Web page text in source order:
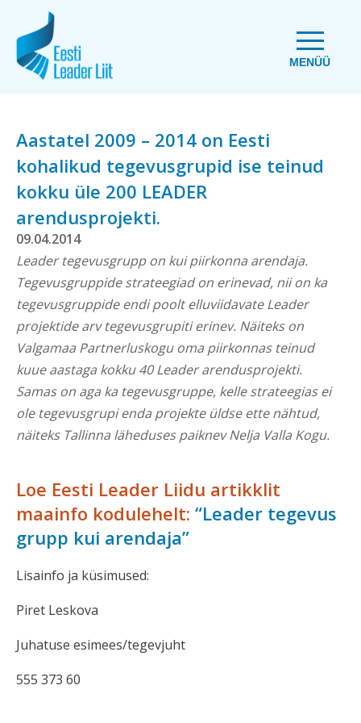
MENÜÜ
Aastatel 2009 – 2014 on Eesti
kohalikud tegevusgrupid ise teinud
kokku üle 200 LEADER
arendusprojekti.
09.04.2014
Leader tegevusgrupp on kui piirkonna arendaja.
Tegevusgruppide strateegiad on erinevad, nii on ka
tegevusgruppide endi poolt elluviidavate Leader
projektide arv tegevusgrupiti erinev. Näiteks on
Valgamaa Partnerluskogu oma piirkonnas teinud
kuue aastaga kokku 40 Leader arendusprojekti.
Samas on aga ka tegevusgruppe, kelle strateegias ei
ole tegevusgrupi enda projekte üldse ette nähtud,
näiteks Tallinna läheduses paiknev Nelja Valla Kogu.
Loe Eesti Leader Liidu artikklit
maainfo kodulehelt: “Leader tegevus
grupp kui arendaja”
Lisainfo ja küsimused:
Piret Leskova
Juhatuse esimees/tegevjuht
555 373 60